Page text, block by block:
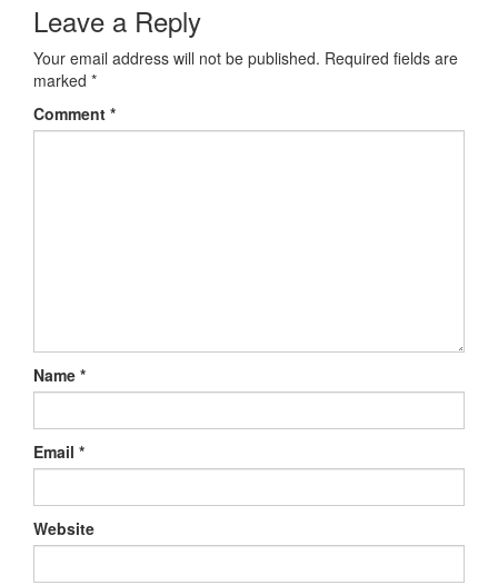
Leave a Reply
Your email address will not be published. Required fields are
marked *
Comment *
Name *
Email *
Website